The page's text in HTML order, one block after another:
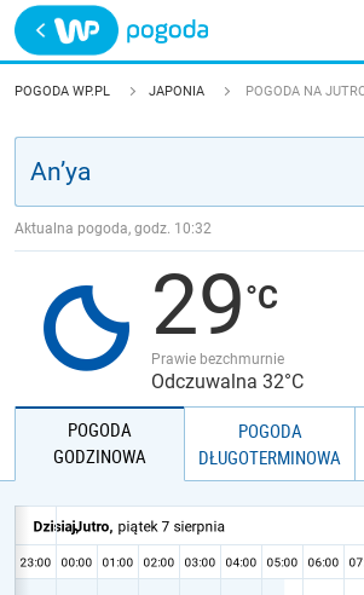
Trwa ładowanie
POLSKA
JAKOŚĆ POWIETRZA
POGODA WP.PL JAPONIA POGODA NA
Aktualna pogoda, godz. 10:32
29
Prawie bezchmurnie
Odczuwalna 32°C
POGODA
GODZINOWA
POGODA
DŁUGOTERMINOWA